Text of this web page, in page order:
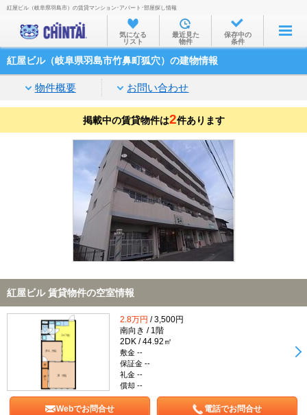
お部屋を探す
沿線・駅から
住所から
家賃相場から
通勤通学時間から
物件特集から
不動産会社から
TOP
紅屋ビル（岐阜県羽島市）の賃貸マンション･アパート･部屋探し情報
気になる
リスト
最近見た
物件
保存中の
条件
紅屋ビル（岐阜県羽島市竹鼻町狐穴）の建物情報
物件概要 お問い合わせ
掲載中の賃貸物件は2件あります
紅屋ビル 賃貸物件の空室情報
2.8万円 / 3,500円
南向き / 1階
2DK / 44.92㎡
敷金 --
保証金 --
礼金 --
償却 --
Webでお問合せ 電話でお問合せ